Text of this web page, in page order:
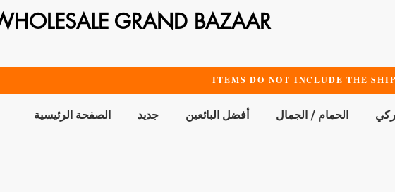
GRAND BAZAAR
ITEMS DO NOT INCLUDE THE
الصفحة الرئيسية جديد أفضل البائعين الحمام / الجمال